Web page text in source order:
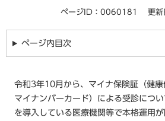
ページID：0060181 更
ページ内目次
令和3年10月から、マイナ保険証（健
マイナンバーカード）による受診につ
を導入している医療機関等で本格運用が